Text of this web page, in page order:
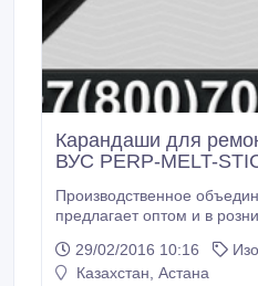
Карандаши для
ВУС PERP-MELT-
Производственное
предлагает оптом и в
MELT-STICK. Мы
наивысшего качества по
29/02/2016 10:16
Казахстан, Астана